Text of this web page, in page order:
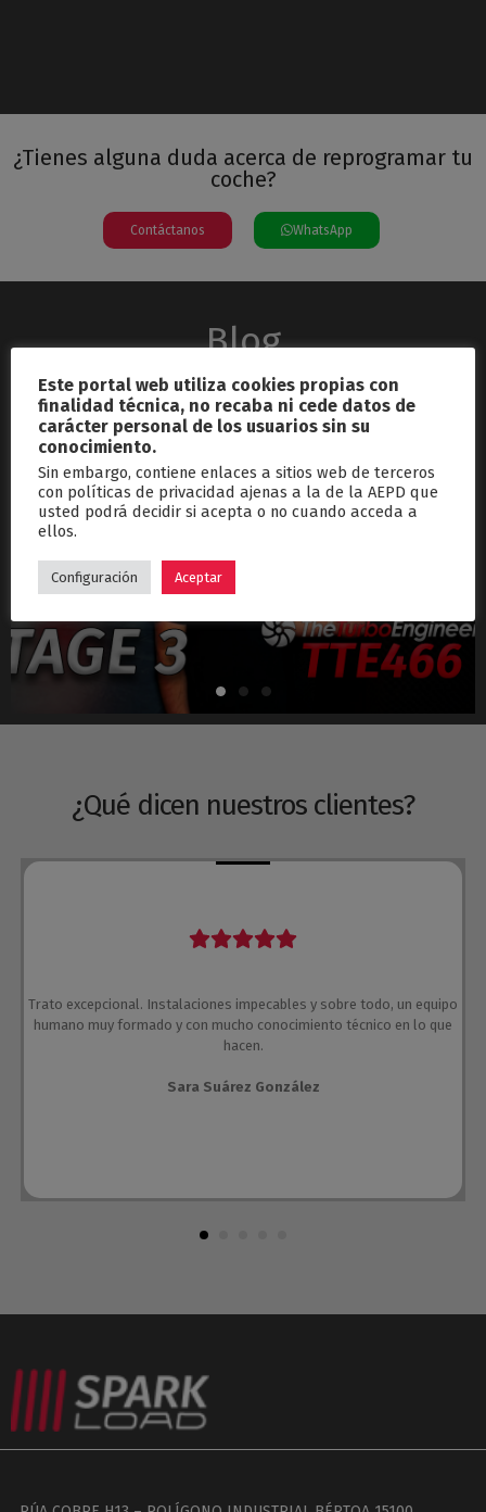
¿Tienes alguna duda acerca de reprogramar tu
coche?
Contáctanos WhatsApp
Blog
septiembre 26, 2024
Hyundai i30N Stage 3 – Turbo TTE466
¿Qué dicen nuestros clientes?
Trato excepcional. Instalaciones impecables y sobre todo, un equipo
humano muy formado y con mucho conocimiento técnico en lo que
hacen.
Sara Suárez González
Este portal web utiliza cookies propias con
finalidad técnica, no recaba ni cede datos de
carácter personal de los usuarios sin su
conocimiento.
Sin embargo, contiene enlaces a sitios web de terceros
con políticas de privacidad ajenas a la de la AEPD que
usted podrá decidir si acepta o no cuando acceda a
ellos.
Configuración Aceptar